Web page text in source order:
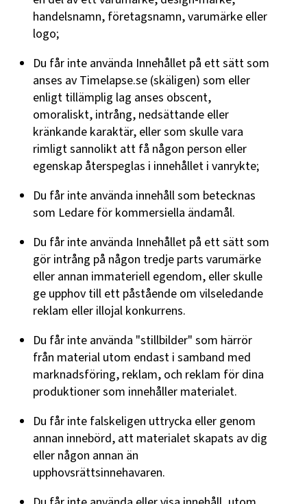
handelsnamn, företagsnamn, varumärke eller
logo;
Du får inte använda Innehållet på ett sätt som
anses av Timelapse.se (skäligen) som eller
enligt tillämplig lag anses obscent,
omoraliskt, intrång, nedsättande eller
kränkande karaktär, eller som skulle vara
rimligt sannolikt att få någon person eller
egenskap återspeglas i innehållet i vanrykte;
Du får inte använda innehåll som betecknas
som Ledare för kommersiella ändamål.
Du får inte använda Innehållet på ett sätt som
gör intrång på någon tredje parts varumärke
eller annan immateriell egendom, eller skulle
ge upphov till ett påstående om vilseledande
reklam eller illojal konkurrens.
Du får inte använda "stillbilder" som härrör
från material utom endast i samband med
marknadsföring, reklam, och reklam för dina
produktioner som innehåller materialet.
Du får inte falskeligen uttrycka eller genom
annan innebörd, att materialet skapats av dig
eller någon annan än
upphovsrättsinnehavaren.